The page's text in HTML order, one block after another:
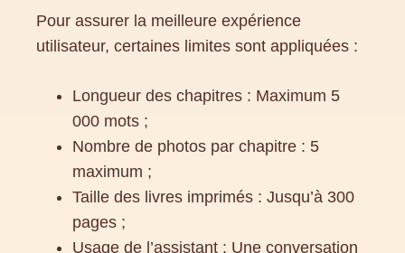
Pour assurer la meilleure expérience
utilisateur, certaines limites sont appliquées :
Longueur des chapitres : Maximum 5
000 mots ;
Nombre de photos par chapitre : 5
maximum ;
Taille des livres imprimés : Jusqu’à 300
pages ;
Usage de l’assistant : Une conversation